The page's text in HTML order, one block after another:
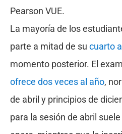
Pearson VUE.
La mayoría de los
parte a mitad de su cuarto
momento posterior. El
ofrece dos veces al año,
de abril y principios de
para la sesión de abril